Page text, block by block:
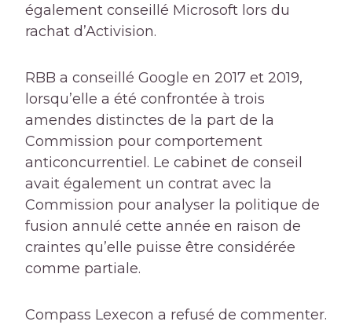
également conseillé Microsoft lors du
rachat d’Activision.
RBB a conseillé Google en 2017 et 2019,
lorsqu’elle a été confrontée à trois
amendes distinctes de la part de la
Commission pour comportement
anticoncurrentiel. Le cabinet de conseil
avait également un contrat avec la
Commission pour analyser la politique de
fusion annulé cette année en raison de
craintes qu’elle puisse être considérée
comme partiale.
Compass Lexecon a refusé de commenter.